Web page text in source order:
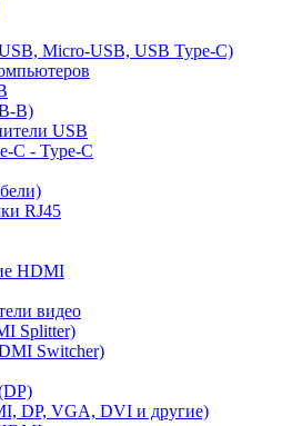
Micro-USB, USB Type-C)
B)
USB
C - Type-C
RJ45
HDMI
видео
Splitter)
Switcher)
DP, VGA, DVI и другие)